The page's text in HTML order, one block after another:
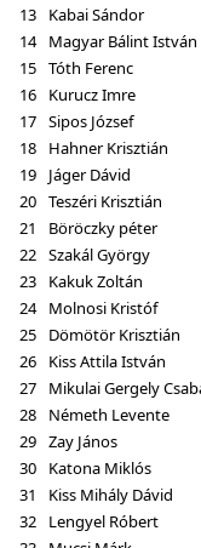
13
Kabai Sándor
14 Magyar Bálint István
15 Tóth Ferenc
16
Kurucz Imre
17 Sipos József
18
Hahner Krisztián
19
Jáger Dávid
20 Teszéri Krisztián
21
Böröczky péter
22 Szakál György
23
Kakuk Zoltán
24
Molnosi Kristóf
25
Dömötör Krisztián
26
Kiss Attila István
27
Mikulai Gergely
28
Németh Levente
29 Zay János
30
Katona Miklós
31
Kiss Mihály Dávid
32
Lengyel Róbert